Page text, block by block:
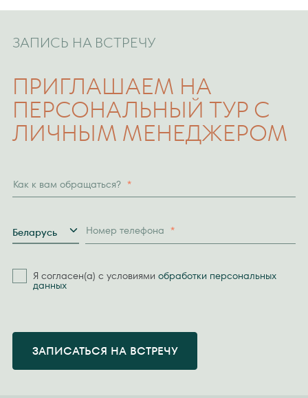
ЗАПИСЬ НА ВСТРЕЧУ
ПРИГЛАШАЕМ НА
ПЕРСОНАЛЬНЫЙ ТУР С
ЛИЧНЫМ МЕНЕДЖЕРОМ
Как к вам обращаться? *
Беларусь Номер телефона *
Я согласен(а) с условиямиобработки персональных
данных
ЗАПИСАТЬСЯ НА ВСТРЕЧУ